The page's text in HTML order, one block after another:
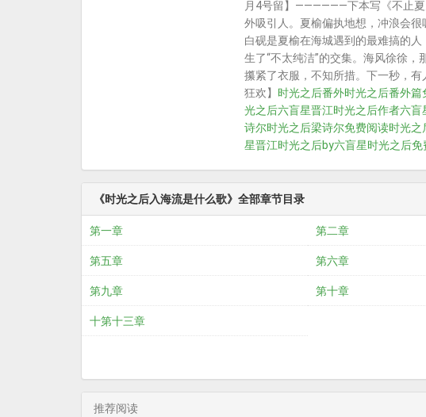
月4号留】——————下本写《不止夏
外吸引人。夏榆偏执地想，冲浪会
白砚是夏榆在海城遇到的最难搞的
生了“不太纯洁”的交集。海风徐徐
攥紧了衣服，不知所措。下一秒，
狂欢】 时光之后番外时光之后番外篇
光之后六盲星晋江时光之后作者六盲
诗尔时光之后梁诗尔免费阅读时光之
星晋江时光之后by六盲星时光之后免
《时光之后入海流是什么歌》全部章节目录
第一章 第二章
第五章 第六章
第九章 第十章
十第十三章
推荐阅读